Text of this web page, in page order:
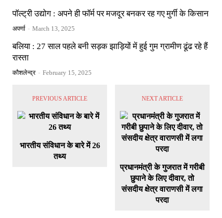
पॉल्ट्री उद्योग : अपने ही फॉर्म पर मजदूर बनकर रह गए मुर्गी के किसान
अपर्णा - March 13, 2025
बलिया : 27 साल पहले बनी सड़क झाड़ियों में हुई गुम ग्रामीण ढूंढ रहे हैं
रास्ता
कौशलेन्द्र - February 15, 2025
PREVIOUS ARTICLE
भारतीय संविधान के बारे में 26
तथ्य
NEXT ARTICLE
प्रधानमंत्री के गुजरात में गरीबी
छुपाने के लिए दीवार, तो
संसदीय क्षेत्र वाराणसी में लगा
परदा